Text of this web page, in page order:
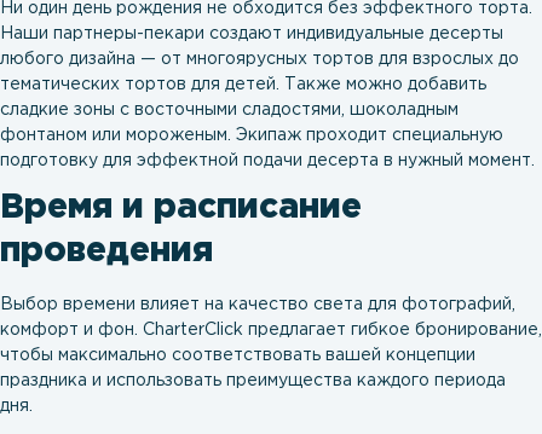
Ни один день рождения не обходится без эффектного торта.
Наши партнеры-пекари создают индивидуальные десерты
любого дизайна — от многоярусных тортов для взрослых до
тематических тортов для детей. Также можно добавить
сладкие зоны с восточными сладостями, шоколадным
фонтаном или мороженым. Экипаж проходит специальную
подготовку для эффектной подачи десерта в нужный момент.
Время и расписание
проведения
Выбор времени влияет на качество света для фотографий,
комфорт и фон. CharterClick предлагает гибкое бронирование,
чтобы максимально соответствовать вашей концепции
праздника и использовать преимущества каждого периода
дня.